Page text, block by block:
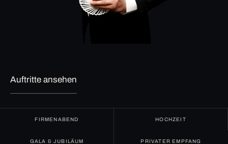
Auftritte ansehen
FIRMENABEND HOCHZEIT
GALA & JUBILÄUM PRIVATER EMPFANG